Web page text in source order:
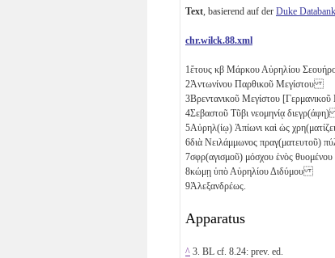
Text , basierend auf der Duke
chr.wilck.88.xml
1ἔτους κβ Μάρκου Αὐρηλίου
2Ἀντωνίνου Παρθικοῦ Μεγίστου
3Βρεντανικοῦ Μεγίστου [Γερμανικοῦ
4Σεβαστοῦ Τῦβι νεομηνίᾳ
5Αὐρηλ(ίῳ) Ἀπίωνι καὶ ὡς
6διὰ Νειλάμμωνος πραγ(ματευτοῦ)
7σφρ(αγισμοῦ) μόσχου ἑνὸς
8κώμῃ ὑπὸ Αὐρηλίου Διδύμου
9Ἀλεξανδρέως.
Apparatus
^ 3. BL cf. 8.24: prev. ed.